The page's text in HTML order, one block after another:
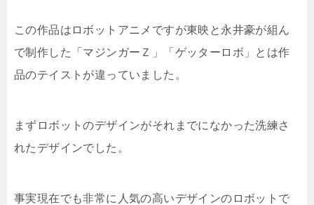
この作品はロボットアニメですが東映と永井豪が組ん
で制作した「マジンガーＺ」「ゲッターロボ」とは作
品のテイストが違っていました。
まずロボットのデザインがそれまでになかった洗練さ
れたデザインでした。
事実現在でも非常に人気の高いデザインのロボットで